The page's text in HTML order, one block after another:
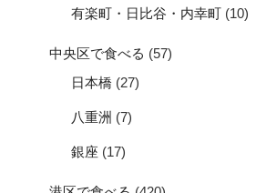
有楽町・日比谷・内幸町 (10)
中央区で食べる (57)
日本橋 (27)
八重洲 (7)
銀座 (17)